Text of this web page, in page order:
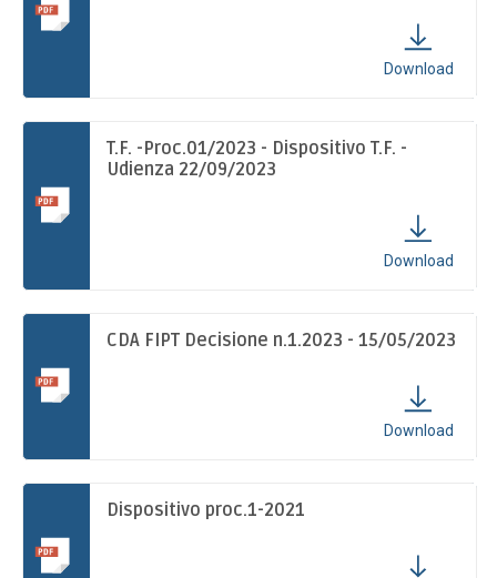
GIUSTIZIA SPORTIVA
FEDERAZIONE TRASPARENTE
Download
T.F. -Proc.01/2023 - Dispositivo T.F. -
Udienza 22/09/2023
Download
CDA FIPT Decisione n.1.2023 - 15/05/2023
Download
Dispositivo proc.1-2021